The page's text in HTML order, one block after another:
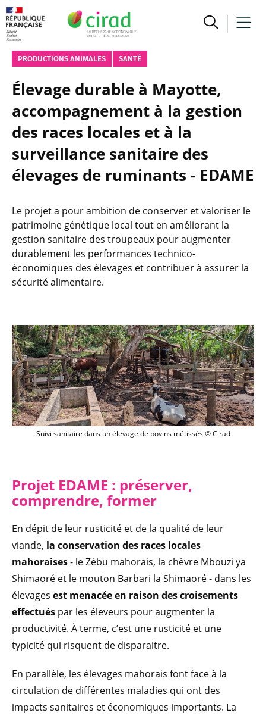
PRODUCTIONS ANIMALES SANTÉ
Élevage durable à Mayotte,
accompagnement à la gestion
des races locales et à la
surveillance sanitaire des
élevages de ruminants - EDAME
Le projet a pour ambition de conserver et valoriser le
patrimoine génétique local tout en améliorant la
gestion sanitaire des troupeaux pour augmenter
durablement les performances technico-
économiques des élevages et contribuer à assurer la
sécurité alimentaire.
Suivi sanitaire dans un élevage de
Suivi sanitaire dans un élevage de bovins métissés©Cirad
Projet EDAME : préserver,
comprendre, former
En dépit de leur rusticité et de la qualité de leur
viande, la conservation des races locales
mahoraises- le Zébu mahorais, la chèvre Mbouzi ya
Shimaoré et le mouton Barbari la Shimaoré - dans les
élevages est menacée en raison des croisements
effectués par les éleveurs pour augmenter la
productivité. À terme, c’est une rusticité et une
typicité qui risquent de disparaitre.
En parallèle, les élevages mahorais font face à la
circulation de différentes maladies qui ont des
impacts sanitaires et économiques importants. La